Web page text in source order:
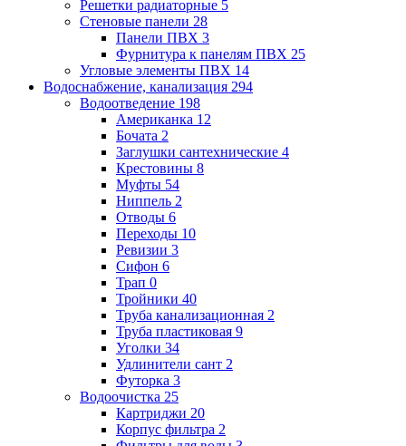
Решетки радиаторные 5
Стеновые панели 28
Панели ПВХ 3
Фурнитура к панелям ПВХ 25
Угловые элементы ПВХ 14
Водоснабжение, канализация 294
Водоотведение 198
Американка 12
Бочата 2
Заглушки сантехнические 4
Крестовины 8
Муфты 54
Ниппель 2
Отводы 6
Переходы 10
Ревизии 3
Сифон 6
Трап 0
Тройники 40
Труба канализационная 2
Труба пластиковая 9
Уголки 34
Удлинители сант 2
Футорка 3
Водоочистка 25
Картриджи 20
Корпус фильтра 2